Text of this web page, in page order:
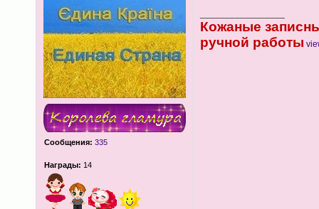
Сообщения: 335
Награды: 14
Кожаные
ручной работы